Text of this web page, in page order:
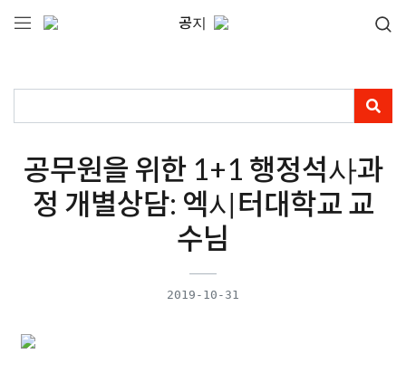
공지
공무원을 위한 1+1 행정석사과
정 개별상담: 엑시터대학교 교
수님
2019-10-31